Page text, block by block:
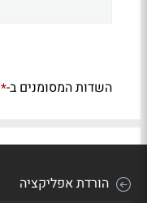
השדות המסומנים ב-*
הורדת אפליקציה